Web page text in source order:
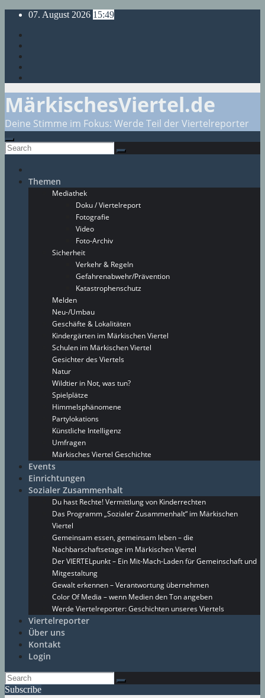
Skip
content
07. August 2026 15:49
MärkischesViertel.de
Deine Stimme im Fokus: Werde Teil der Viertelreporter
Themen
Mediathek
Doku / Viertelreport
Fotografie
Video
Foto-Archiv
Sicherheit
Verkehr & Regeln
Gefahrenabwehr/Prävention
Katastrophenschutz
Melden
Neu-/Umbau
Geschäfte & Lokalitäten
Kindergärten im Märkischen Viertel
Schulen im Märkischen Viertel
Gesichter des Viertels
Natur
Wildtier in Not, was tun?
Spielplätze
Himmelsphänomene
Partylokations
Künstliche Intelligenz
Umfragen
Märkisches Viertel Geschichte
Events
Einrichtungen
Sozialer Zusammenhalt
Du hast Rechte! Vermittlung von Kinderrechten
Das Programm „Sozialer Zusammenhalt“ im Märkischen
Viertel
Gemeinsam essen, gemeinsam leben – die
Nachbarschaftsetage im Märkischen Viertel
Der VIERTELpunkt – Ein Mit-Mach-Laden für Gemeinschaft und
Mitgestaltung
Gewalt erkennen – Verantwortung übernehmen
Color Of Media – wenn Medien den Ton angeben
Werde Viertelreporter: Geschichten unseres Viertels
Viertelreporter
Über uns
Kontakt
Login
Subscribe